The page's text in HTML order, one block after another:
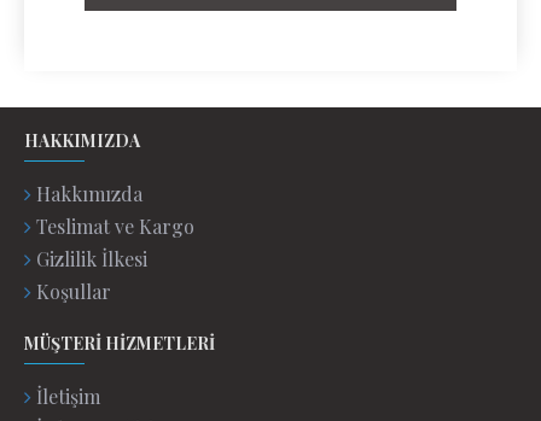
HAKKIMIZDA
Hakkımızda
Teslimat ve Kargo
Gizlilik İlkesi
Koşullar
MÜŞTERI HIZMETLERI
İletişim